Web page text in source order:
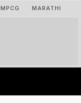
MPCG MARATHI